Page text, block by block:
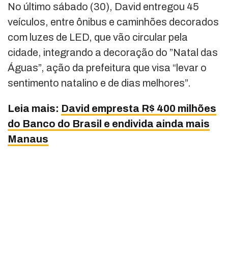
No último sábado (30), David entregou 45
veículos, entre ônibus e caminhões decorados
com luzes de LED, que vão circular pela
cidade, integrando a decoração do ”Natal das
Águas”, ação da prefeitura que visa “levar o
sentimento natalino e de dias melhores”.
Leia mais: David empresta R$ 400 milhões
do Banco do Brasil e endivida ainda mais
Manaus